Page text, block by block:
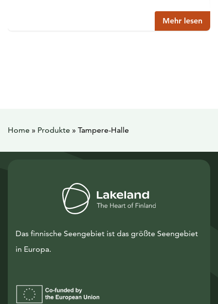
Mehr lesen
Home » Produkte » Tampere-Halle
Das finnische Seengebiet ist das größte Seengebiet
in Europa.